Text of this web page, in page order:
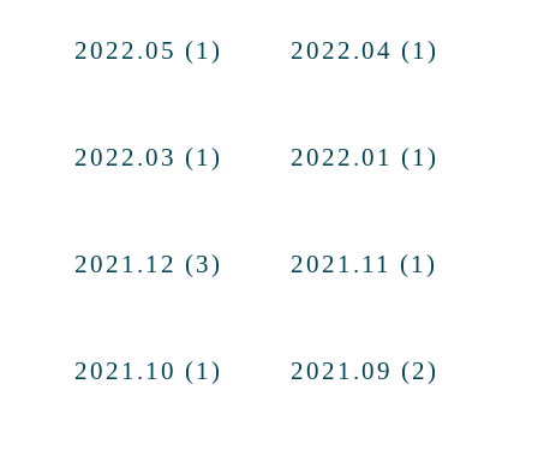
2022.05 (1) 2022.04 (1)
2022.03 (1) 2022.01 (1)
2021.12 (3) 2021.11 (1)
2021.10 (1) 2021.09 (2)